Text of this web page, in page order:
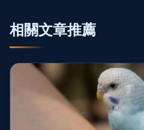
相關文章推薦